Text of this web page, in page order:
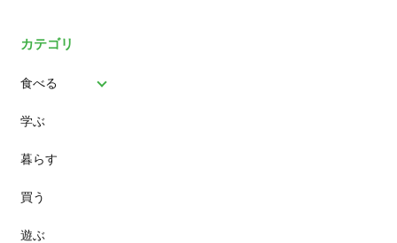
カテゴリ
食べる
パン
スイーツ
ランチ
カフェ
学ぶ
暮らす
買う
遊ぶ